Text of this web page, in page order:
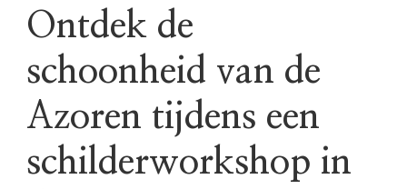
Ontdek de
schoonheid van de
Azoren tijdens een
schilderworkshop in